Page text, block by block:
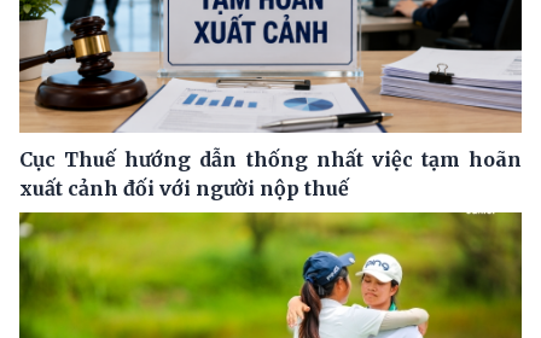
Cục Thuế hướng dẫn thống nhất việc tạm hoãn
xuất cảnh đối với người nộp thuế